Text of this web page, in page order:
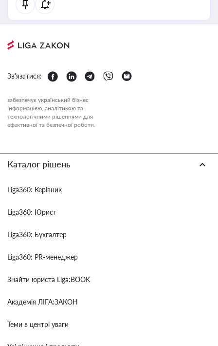
Зв'язатися:
забезпечує український бізнес
інформацією, аналітикою та
технологічними рішеннями для
ефективної та безпечної роботи.
Каталог рішень
Liga360: Керівник
Liga360: Юрист
Liga360: Бухгалтер
Liga360: PR-менеджер
Знайти юриста Liga:BOOK
Академія ЛІГА:ЗАКОН
Теми в центрі уваги